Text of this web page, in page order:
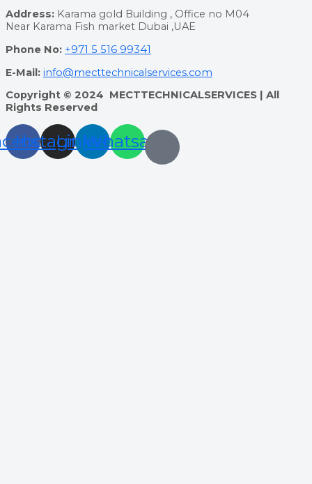
Address: Karama gold Building , Office no M04
Near Karama Fish market Dubai ,UAE
Phone No: +971 5 516 99341
E-Mail: info@mecttechnicalservices.com
Copyright © 2024 MECTTECHNICALSERVICES | All
Rights Reserved
Instagram
Linkedin
Whatsapp